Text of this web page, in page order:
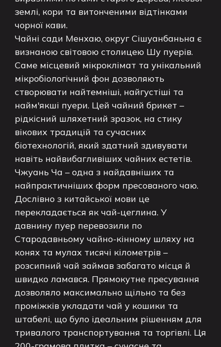
землі, кори та витонченими відтінками
чорної кави.
Чайні сади Менхаю, округ Сішуанбаньна є
визнаною світовою столицею Шу пуерів.
Саме місцевий мікроклімат та унікальний
мікробіологічний фон дозволяють
створювати найтемніші, найгустіші та
найм'якші пуери. Цей чайний брикет –
рідкісний шляхетний зразок, на стику
вікових традицій та сучасних
біотехнологій, який здатний здивувати
навіть найвибагливіших чайних естетів.
Чжуань Ча – одна з найдавніших та
найпрактичніших форм пресованого чаю.
Дослівно з китайської мови це
перекладається як чай-цеглина. У
давнину пуер перевозили по
Стародавньому чайно-кінному шляху на
конях та мулах тисячі кілометрів –
розсипний чай займав забагато місця й
швидко ламався. Прямокутне пресування
дозволяло максимально щільно та без
проміжків укладати чай у кошики та
штабелі, що було ідеальним рішенням для
тривалого транспортування та торгівлі. Ця